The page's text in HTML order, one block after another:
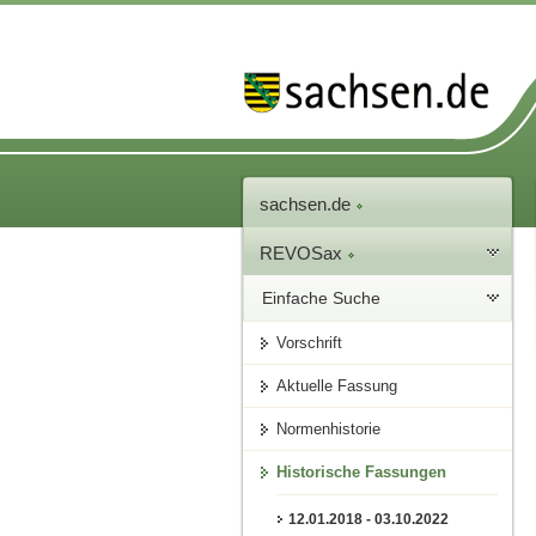
sachsen.de
REVOSax
Einfache Suche
Vorschrift
Aktuelle Fassung
Normenhistorie
Historische Fassungen
12.01.2018 - 03.10.2022